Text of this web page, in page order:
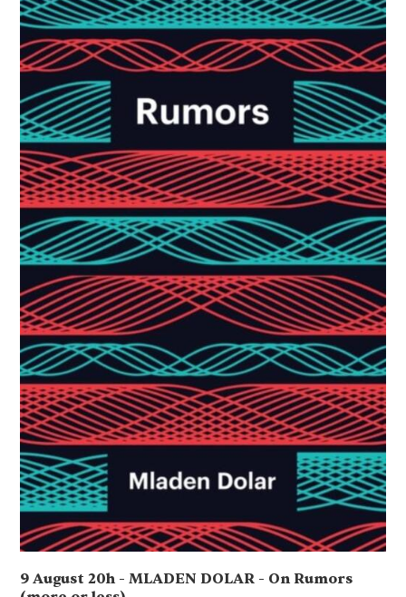
9 August 20h - MLADEN DOLAR - On Rumors